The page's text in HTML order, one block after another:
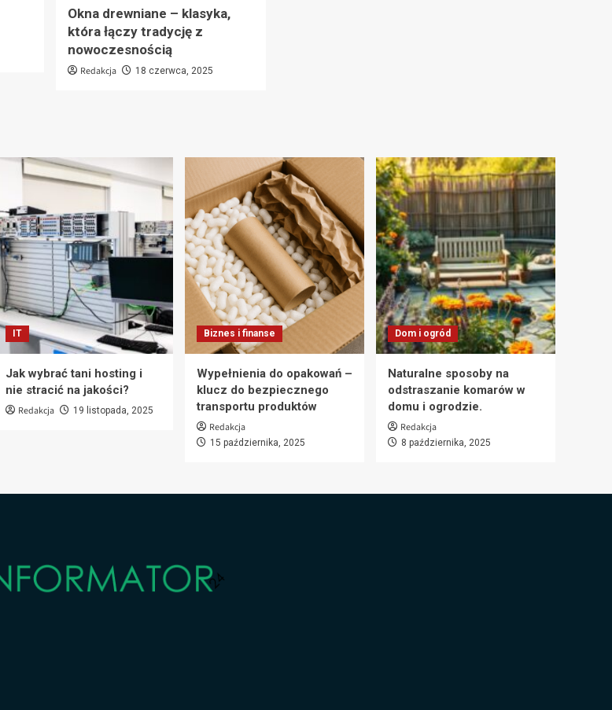
Okna drewniane – klasyka,
która łączy tradycję z
nowoczesnością
Redakcja 18 czerwca, 2025
IT
Jak wybrać tani hosting i
nie stracić na jakości?
Redakcja 19 listopada, 2025
Biznes i finanse
Wypełnienia do opakowań –
klucz do bezpiecznego
transportu produktów
Redakcja
15 października, 2025
Dom i ogród
Naturalne sposoby na
odstraszanie komarów w
domu i ogrodzie.
Redakcja
8 października, 2025